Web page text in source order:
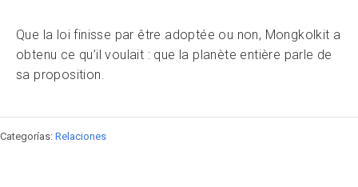
Que la loi finisse par être adoptée ou non, Mongkolkit a
obtenu ce qu’il voulait : que la planète entière parle de
sa proposition.
Categorías: Relaciones